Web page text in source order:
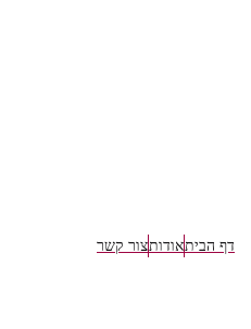
הביתאודותצור קשר